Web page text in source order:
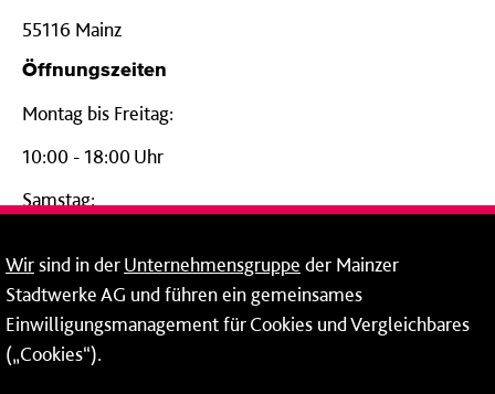
55116 Mainz
Öffnungszeiten
Montag bis Freitag:
10:00 - 18:00 Uhr
Samstag:
24-Stunden-Telefon*
06131 – 12 77 77
Fax: 06131 – 12 66 66
Wirsind in derUnternehmensgruppe der Mainzer
Stadtwerke AG und führen ein gemeinsames
Einwilligungsmanagement für Cookies und Vergleichbares
(„Cookies“).